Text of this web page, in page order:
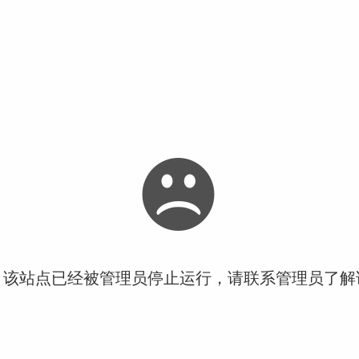
站点已经被管理员停止运行，请联系管理员了